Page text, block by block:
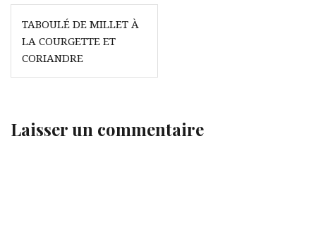
Navigation
de
l’article
TABOULÉ DE MILLET À
LA COURGETTE ET
CORIANDRE
Laisser un commentaire